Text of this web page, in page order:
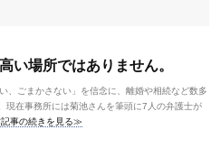
い場所ではありません。
ごまかさない」を信念に、離婚や相続など数多
現在事務所には菊池さんを筆頭に7人の弁護士が
記事の続きを見る≫